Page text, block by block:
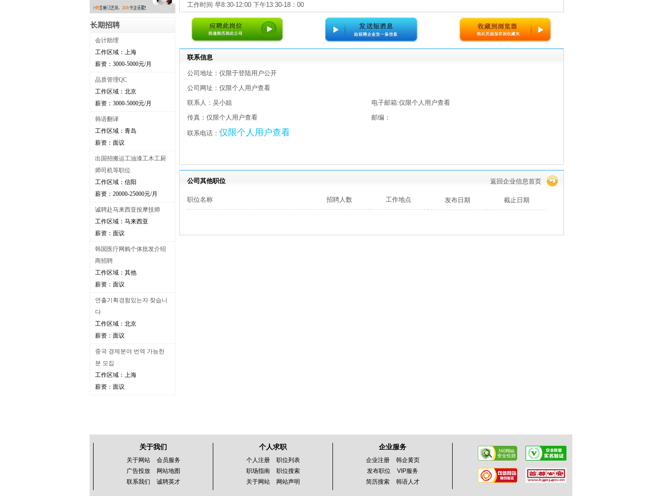
长期招聘
会计助理
工作区域：上海
薪资：3000-5000元/月
品质管理QC
工作区域：北京
薪资：3000-5000元/月
韩语翻译
工作区域：青岛
薪资：面议
出国招搬运工油漆工木工厨
师司机等职位
工作区域：信阳
薪资：20000-25000元/月
诚聘赴马来西亚按摩技师
工作区域：马来西亚
薪资：面议
韩国医疗网购个体批发介绍
商招聘
工作区域：其他
薪资：面议
연출기획경험있는자 찾습니
다
工作区域：北京
薪资：面议
중국 경제분야 번역 가능한
분 모집
工作区域：上海
薪资：面议
工作时间 早8:30-12:00 下午13:30-18：00
联系信息
公司地址：仅限于登陆用户公开
公司网址：仅限个人用户查看
联系人：吴小姐
电子邮箱:仅限个人用户查看
传真：仅限个人用户查看
邮编：
联系电话： 仅限个人用户查看
公司其他职位 返回企业信息首页
职位名称 招聘人数 工作地点 发布日期 截止日期
关于我们
关于网站
会员服务
广告投放
网站地图
联系我们
诚聘英才
个人求职
个人注册
职位列表
职场指南
职位搜索
关于网站
网站声明
企业服务
企业注册
韩企黄页
发布职位
VIP服务
简历搜索
韩语人才